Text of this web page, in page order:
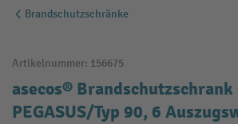
Brandschutzschränke
Artikelnummer: 156675
asecos® Brandschutzschrank
PEGASUS/Typ 90, 6